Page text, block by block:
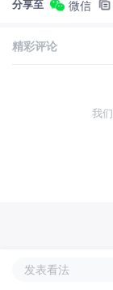
分享至 微信
精彩评论
我
发表看法